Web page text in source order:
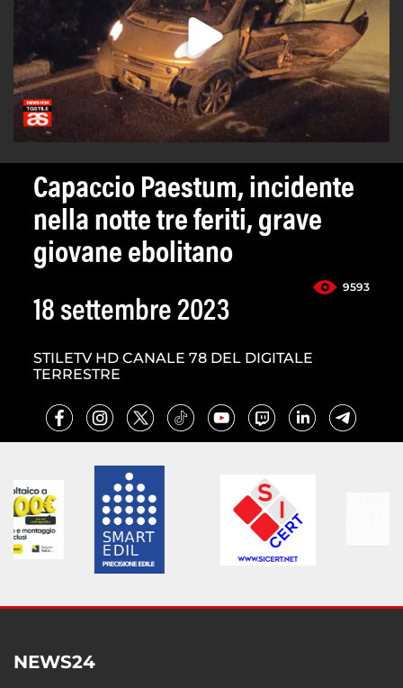
Capaccio Paestum, incidente
nella notte tre feriti, grave
giovane ebolitano
9593
18 settembre 2023
STILETV HD CANALE 78 DEL DIGITALE
TERRESTRE
NEWS24